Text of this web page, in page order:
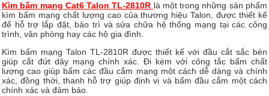
Kìm bấm mạng Cat6 Talon TL-2810R là một trong những sản phẩm
kìm bấm mạng chất lượng cao của thương hiệu Talon, được thiết kế
để hỗ trợ lắp đặt, bảo trì và sửa chữa hệ thống mạng tại các công
trình, văn phòng hay các hộ gia đình.
Kìm bấm mạng Talon TL-2810R được thiết kế với đầu cắt sắc bén
giúp cắt đứt dây mạng chính xác. Đi kèm với công tắc bấm chất
lượng cao giúp bấm các đầu cắm mạng một cách dễ dàng và chính
xác, đồng thời, thanh hỗ trợ giúp định vị và bấm đầu cắm một cách
chính xác và đảm bảo.